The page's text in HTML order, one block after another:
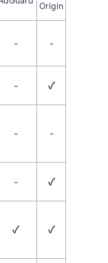
Origin
- -
- ✓
- -
- ✓
✓ ✓